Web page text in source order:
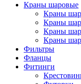
Краны шаровые
Краны
Краны
Краны
Краны
Фильтры
Фланцы
Фитинги